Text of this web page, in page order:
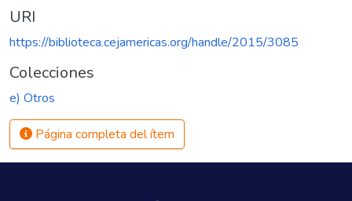
URI
https://biblioteca.cejamericas.org/handle/2015/3085
Colecciones
e) Otros
Página completa del ítem